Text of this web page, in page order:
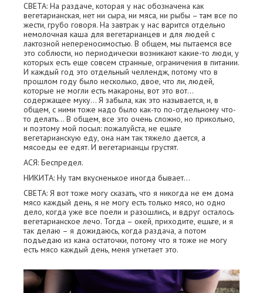
СВЕТА: На раздаче, которая у нас обозначена как
вегетарианская, нет ни сыра, ни мяса, ни рыбы – там все по
жести, грубо говоря. На завтрак у нас варится отдельно
немолочная каша для вегетарианцев и для людей с
лактозной непереносимостью. В общем, мы пытаемся все
это соблюсти, но периодически возникают какие-то люди, у
которых есть еще совсем странные, ограничения в питании.
И каждый год это отдельный челлендж, потому что в
прошлом году было несколько, двое, что ли, людей,
которые не могли есть макароны, вот это вот...
содержащее муку... Я забыла, как это называется, и, в
общем, с ними тоже надо было как-то по-отдельному что-
то делать... В общем, все это очень сложно, но прикольно,
и поэтому мой посыл: пожалуйста, не ешьте
вегетарианскую еду, она нам так тяжело дается, а
мясоеды ее едят. И вегетарианцы грустят.
АСЯ: Беспредел.
НИКИТА: Ну там вкусненькое иногда бывает...
СВЕТА: Я вот тоже могу сказать, что я никогда не ем дома
мясо каждый день, я не могу есть только мясо, но одно
дело, когда уже все поели и разошлись, и вдруг осталось
вегетарианское лечо. Тогда – окей, приходите, ешьте, и я
так делаю – я дожидаюсь, когда раздача, а потом
подъедаю из кана остаточки, потому что я тоже не могу
есть мясо каждый день, меня угнетает это.